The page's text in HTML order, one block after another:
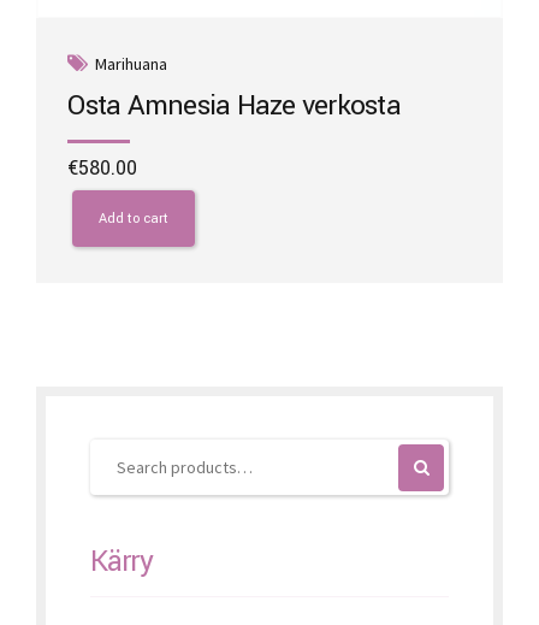
Marihuana
Osta Amnesia Haze verkosta
€580.00
Add to cart
Kärry